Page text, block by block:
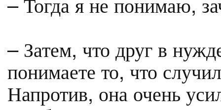
– Затем, что друг в
понимаете то, что
Напротив, она очень